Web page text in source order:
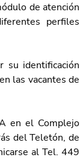
de atención
perfiles
su identificación
las vacantes de
en el Complejo
del Teletón, de
al Tel. 449